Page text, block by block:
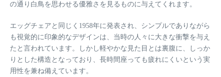
の通り白鳥を思わせる優雅さを見るものに与えてくれます。
エッグチェアと同じく1958年に発表され、シンプルでありながら
も視覚的に印象的なデザインは、当時の人々に大きな衝撃を与え
たと言われています。しかし軽やかな見た目とは裏腹に、しっか
りとした構造となっており、長時間座っても疲れにくいという実
用性を兼ね備えています。